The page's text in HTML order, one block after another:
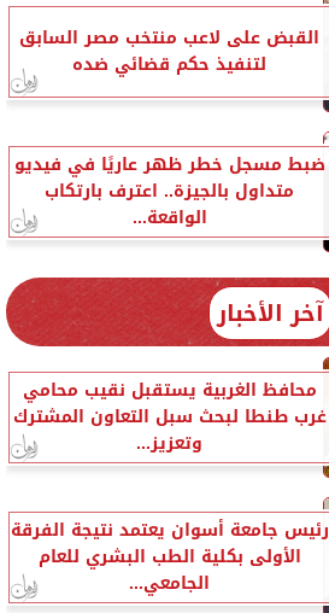
القبض على لاعب منتخب مصر السابق
لتنفيذ حكم قضائي ضده
ضبط مسجل خطر ظهر عاريًا في فيديو
متداول بالجيزة.. اعترف بارتكاب
الواقعة...
آخر الأخبار
محافظ الغربية يستقبل نقيب محامي
غرب طنطا لبحث سبل التعاون المشترك
وتعزيز...
رئيس جامعة أسوان يعتمد نتيجة الفرقة
الأولى بكلية الطب البشري للعام
الجامعي...